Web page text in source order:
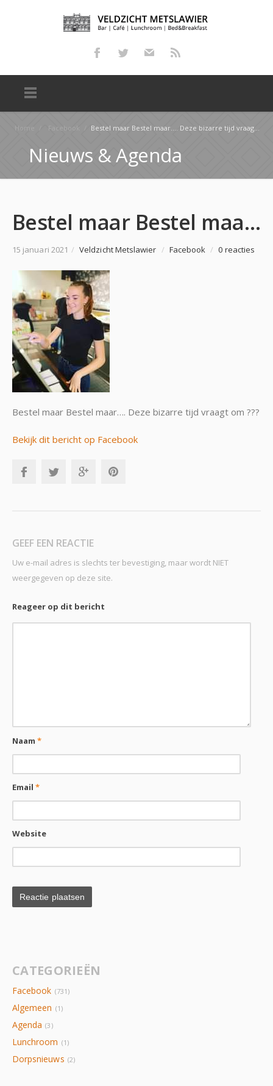
Home Facebook Bestel maar Bestel maar…. Deze bizarre tijd vraagt om
Nieuws & Agenda
Bestel maar Bestel maar…. Deze bizarre tijd vraagt om
15 januari 2021 / Veldzicht Metslawier / Facebook / 0 reacties
Bestel maar Bestel maar…. Deze bizarre tijd vraagt om ???
Bekijk dit bericht op Facebook
GEEF EEN REACTIE
Uw e-mail adres is slechts ter bevestiging, maar wordt NIET
weergegeven op deze site.
Reageer op dit bericht
Naam*
Email*
Website
CATEGORIEËN
Facebook (731)
Algemeen (1)
Agenda (3)
Lunchroom (1)
Dorpsnieuws (2)